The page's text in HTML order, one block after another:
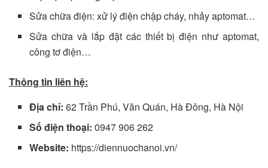
Sửa chữa điện: xử lý điện chập cháy, nhảy aptomat…
Sửa chữa và lắp đặt các thiết bị điện như aptomat,
công tơ điện…
Thông tin liên hệ:
Địa chỉ:62 Trần Phú, Văn Quán, Hà Đông, Hà Nội
Số điện thoại:0947 906 262
Website: https://diennuochanoi.vn/